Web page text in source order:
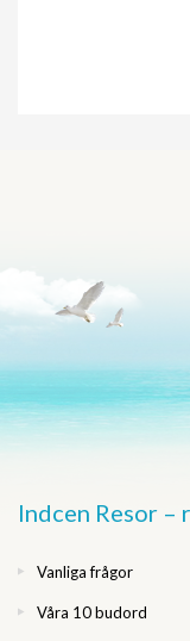
Indcen Resor –
Vanliga frågor
Våra 10 budord